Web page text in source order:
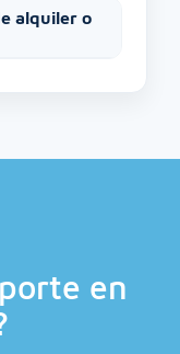
alquiler o
en